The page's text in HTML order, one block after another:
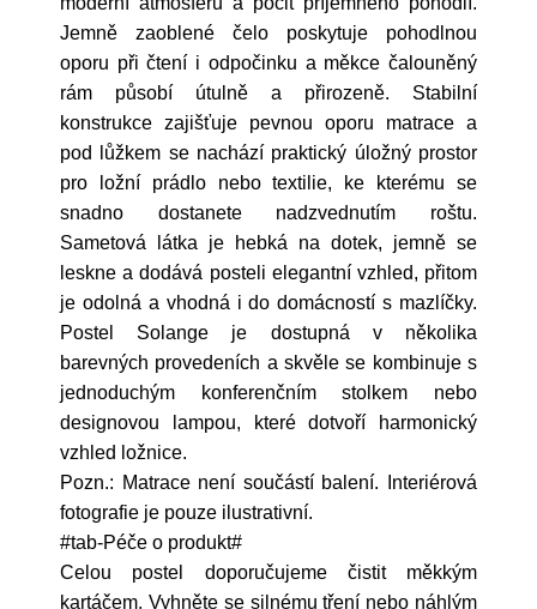
Jemně zaoblené čelo poskytuje pohodlnou
oporu při čtení i odpočinku a měkce čalouněný
rám působí útulně a přirozeně. Stabilní
konstrukce zajišťuje pevnou oporu matrace a
pod lůžkem se nachází praktický úložný prostor
pro ložní prádlo nebo textilie, ke kterému se
snadno dostanete nadzvednutím roštu.
Sametová látka je hebká na dotek, jemně se
leskne a dodává posteli elegantní vzhled, přitom
je odolná a vhodná i do domácností s mazlíčky.
Postel Solange je dostupná v několika
barevných provedeních a skvěle se kombinuje s
jednoduchým konferenčním stolkem nebo
designovou lampou, které dotvoří harmonický
vzhled ložnice.
Pozn.: Matrace není součástí balení. Interiérová
fotografie je pouze ilustrativní.
#tab-Péče o produkt#
Celou postel doporučujeme čistit měkkým
kartáčem. Vyhněte se silnému tření nebo náhlým